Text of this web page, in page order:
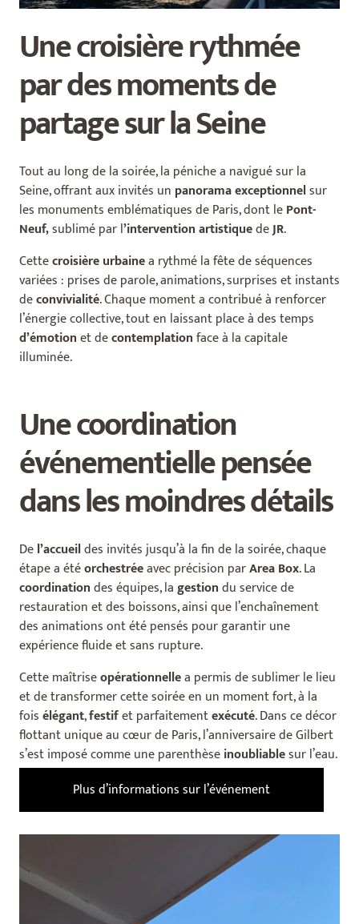
Une croisière rythmée
par des moments de
partage sur la Seine
Tout au long de la soirée, la péniche a navigué sur la
Seine, offrant aux invités un panorama exceptionnelsur
les monuments emblématiques de Paris, dont lePont-
Neuf,sublimé par l’intervention artistiquedeJR.
Cettecroisièreurbainea rythmé la fête de séquences
variées : prises de parole, animations, surprises et instants
deconvivialité. Chaque moment a contribué à renforcer
l’énergie collective, tout en laissant place à des temps
d’émotionet decontemplationface à la capitale
illuminée.
Une coordination
événementielle pensée
dans les moindres détails
Del’accueildes invités jusqu’à la fin de la soirée, chaque
étape a étéorchestréeavec précision parArea Box. La
coordinationdes équipes, lagestiondu service de
restauration et des boissons, ainsi que l’enchaînement
des animations ont été pensés pour garantir une
expérience fluide et sans rupture.
Cette maîtriseopérationnellea permis de sublimer le lieu
et de transformer cette soirée en un moment fort, à la
foisélégant,festifet parfaitementexécuté. Dans ce décor
flottant unique au cœur deParis, l’anniversaire de Gilbert
s’est imposé comme une parenthèseinoubliablesur l’eau.
Plus d’informations sur l’événement